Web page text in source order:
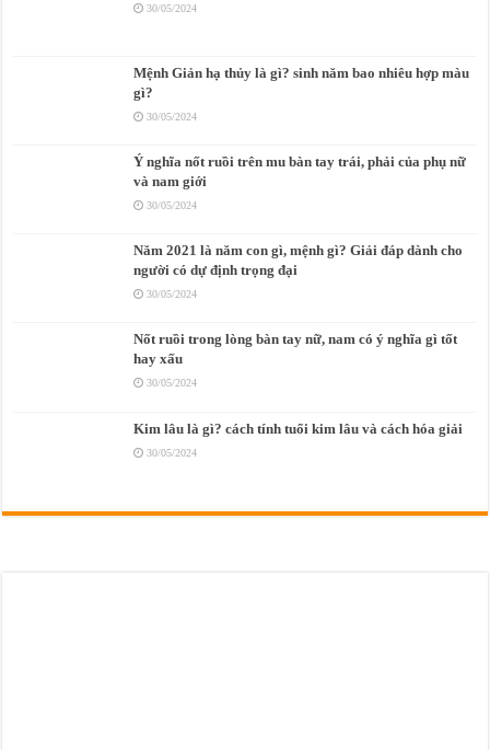
30/05/2024
Mệnh Giản hạ thủy là gì? sinh năm bao nhiêu hợp màu
gì?
30/05/2024
Ý nghĩa nốt ruồi trên mu bàn tay trái, phải của phụ nữ
và nam giới
30/05/2024
Năm 2021 là năm con gì, mệnh gì? Giải đáp dành cho
người có dự định trọng đại
30/05/2024
Nốt ruồi trong lòng bàn tay nữ, nam có ý nghĩa gì tốt
hay xấu
30/05/2024
Kim lâu là gì? cách tính tuổi kim lâu và cách hóa giải
30/05/2024